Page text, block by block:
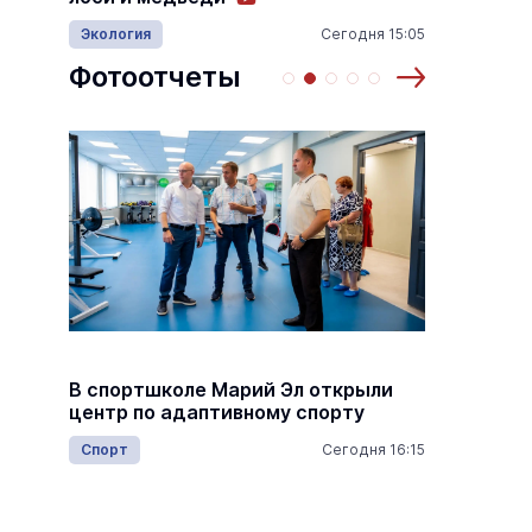
8 августа
Выставка «… И птичка вылетает II»
Музеи 8 августа
Экология Сегодня 15:05
Фотоотчеты
В спортшколе Марий Эл открыли
центр по адаптивному спорту
Спорт Сегодня 16:15